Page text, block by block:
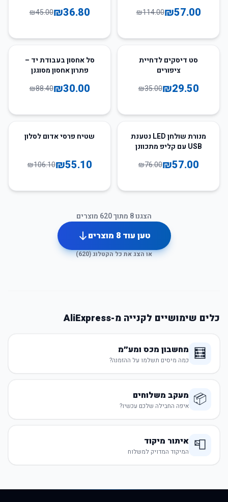
₪57.00
₪114.00
₪36.80
₪45.00
סט דיסקים לדחיית
ציפורים
₪29.50
₪35.00
66
סל אחסון בעבודת יד –
פתרון אחסון מסוגנן
₪30.00
₪88.40
25
מנורת שולחן LED נטענת
USB עם קליפ מתכוונן
₪57.00
₪76.00
48
שטיח פרסי אדום לסלון
₪55.10
₪106.10
הצגנו8 מתוך620 מוצרים
טען עוד8 מוצרים
או הצג את כל הקטלוג (620
)
כלים שימושיים לקנייה מ-AliExpress
🧮 מחשבון מכס ומע״מ
כמה מיסים תשלמו על ההזמנה?
📦 מעקב משלוחים
איפה החבילה שלכם עכשיו?
📮 איתור מיקוד
המיקוד המדויק למשלוח